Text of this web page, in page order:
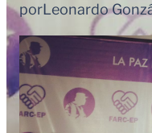
porLeonardo